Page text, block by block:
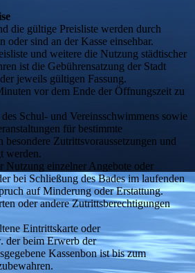
die gültige Preisliste werden durch
oder sind an der Kasse einsehbar.
und weitere die Nutzung städtischer
ist die Gebührensatzung der Stadt
jeweils gültigen Fassung.
vor dem Ende der Öffnungszeit zu
Schul- und Vereinsschwimmens sowie
für bestimmte
besondere Zutrittsvoraussetzungen und
werden.
Nutzung einzelner Angebote oder
bei Schließung des Bades im laufenden
auf Minderung oder Erstattung.
oder andere Zutrittsberechtigungen
Eintrittskarte oder
der beim Erwerb der
Kassenbon ist bis zum